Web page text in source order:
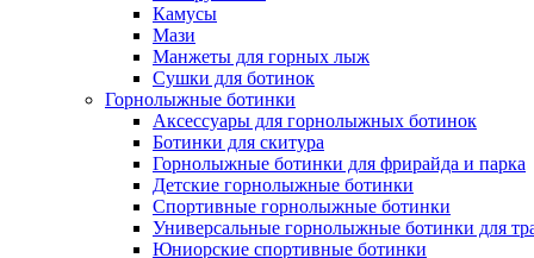
Камусы
Мази
Манжеты для горных лыж
Сушки для ботинок
Горнолыжные ботинки
Аксессуары для горнолыжных ботинок
Ботинки для скитура
Горнолыжные ботинки для фрирайда и парка
Детские горнолыжные ботинки
Спортивные горнолыжные ботинки
Универсальные горнолыжные ботинки для
Юниорские спортивные ботинки